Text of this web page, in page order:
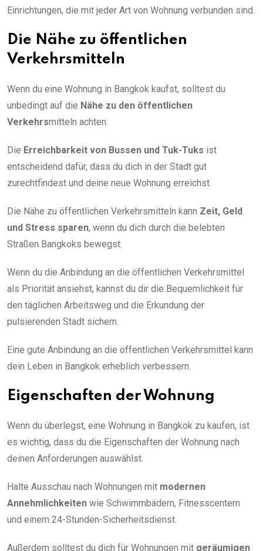
Einrichtungen, die mit jeder Art von Wohnung verbunden sind.
Die Nähe zu öffentlichen
Verkehrsmitteln
Wenn du eine Wohnung in Bangkok kaufst, solltest du
unbedingt auf die Nähe zu den öffentlichen
Verkehrsmitteln achten.
Die Erreichbarkeit von Bussen und Tuk-Tuks ist
entscheidend dafür, dass du dich in der Stadt gut
zurechtfindest und deine neue Wohnung erreichst.
Die Nähe zu öffentlichen Verkehrsmitteln kann Zeit, Geld
und Stress sparen, wenn du dich durch die belebten
Straßen Bangkoks bewegst.
Wenn du die Anbindung an die öffentlichen Verkehrsmittel
als Priorität ansiehst, kannst du dir die Bequemlichkeit für
den täglichen Arbeitsweg und die Erkundung der
pulsierenden Stadt sichern.
Eine gute Anbindung an die öffentlichen Verkehrsmittel kann
dein Leben in Bangkok erheblich verbessern.
Eigenschaften der Wohnung
Wenn du überlegst, eine Wohnung in Bangkok zu kaufen, ist
es wichtig, dass du die Eigenschaften der Wohnung nach
deinen Anforderungen auswählst.
Halte Ausschau nach Wohnungen mit modernen
Annehmlichkeiten wie Schwimmbädern, Fitnesscentern
und einem 24-Stunden-Sicherheitsdienst.
Außerdem solltest du dich für Wohnungen mit geräumigen